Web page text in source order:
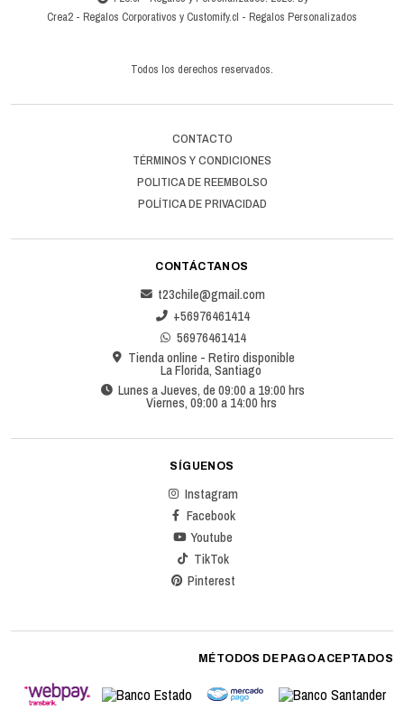
Crea2 - Regalos Corporativos y Customify.cl - Regalos Personalizados
Todos los derechos reservados.
CONTACTO
TÉRMINOS Y CONDICIONES
POLITICA DE REEMBOLSO
POLÍTICA DE PRIVACIDAD
CONTÁCTANOS
t23chile@gmail.com
+56976461414
56976461414
Tienda online - Retiro disponible
La Florida, Santiago
Lunes a Jueves, de 09:00 a 19:00 hrs
Viernes, 09:00 a 14:00 hrs
SÍGUENOS
Instagram
Facebook
Youtube
TikTok
Pinterest
MÉTODOS DE PAGO ACEPTADOS